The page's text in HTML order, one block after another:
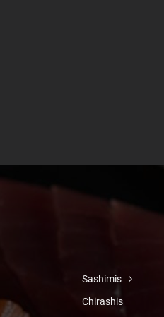
Sashimis
Chirashis